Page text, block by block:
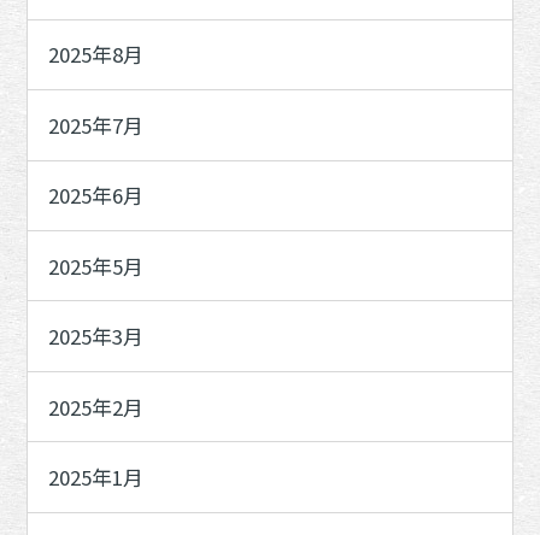
2025年8月
2025年7月
2025年6月
2025年5月
2025年3月
2025年2月
2025年1月